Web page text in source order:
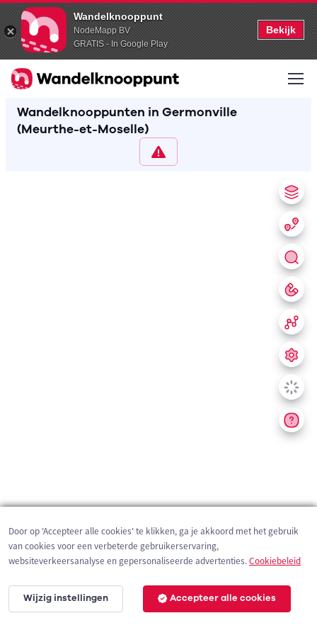
Wandelknooppunt
NodeMapp BV
GRATIS - In Google Play
Bekijk
Wandelknooppunten in Germonville
(Meurthe-et-Moselle)
200 m
Door op 'Accepteer alle cookies' te klikken, ga je akkoord met het gebruik
van cookies voor een verbeterde gebruikerservaring,
websiteverkeersanalyse en gepersonaliseerde advertenties.Cookiebeleid
Wijzig instellingen Accepteer alle cookies